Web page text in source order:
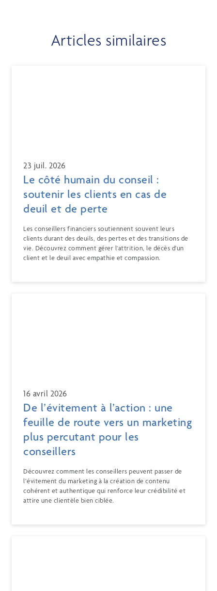
Articles similaires
23 juil. 2026
Le côté humain du conseil :
soutenir les clients en cas de
deuil et de perte
Les conseillers financiers soutiennent souvent leurs
clients durant des deuils, des pertes et des transitions de
vie. Découvrez comment gérer l'attrition, le décès d'un
client et le deuil avec empathie et compassion.
16 avril 2026
De l’évitement à l’action : une
feuille de route vers un marketing
plus percutant pour les
conseillers
Découvrez comment les conseillers peuvent passer de
l’évitement du marketing à la création de contenu
cohérent et authentique qui renforce leur crédibilité et
attire une clientèle bien ciblée.